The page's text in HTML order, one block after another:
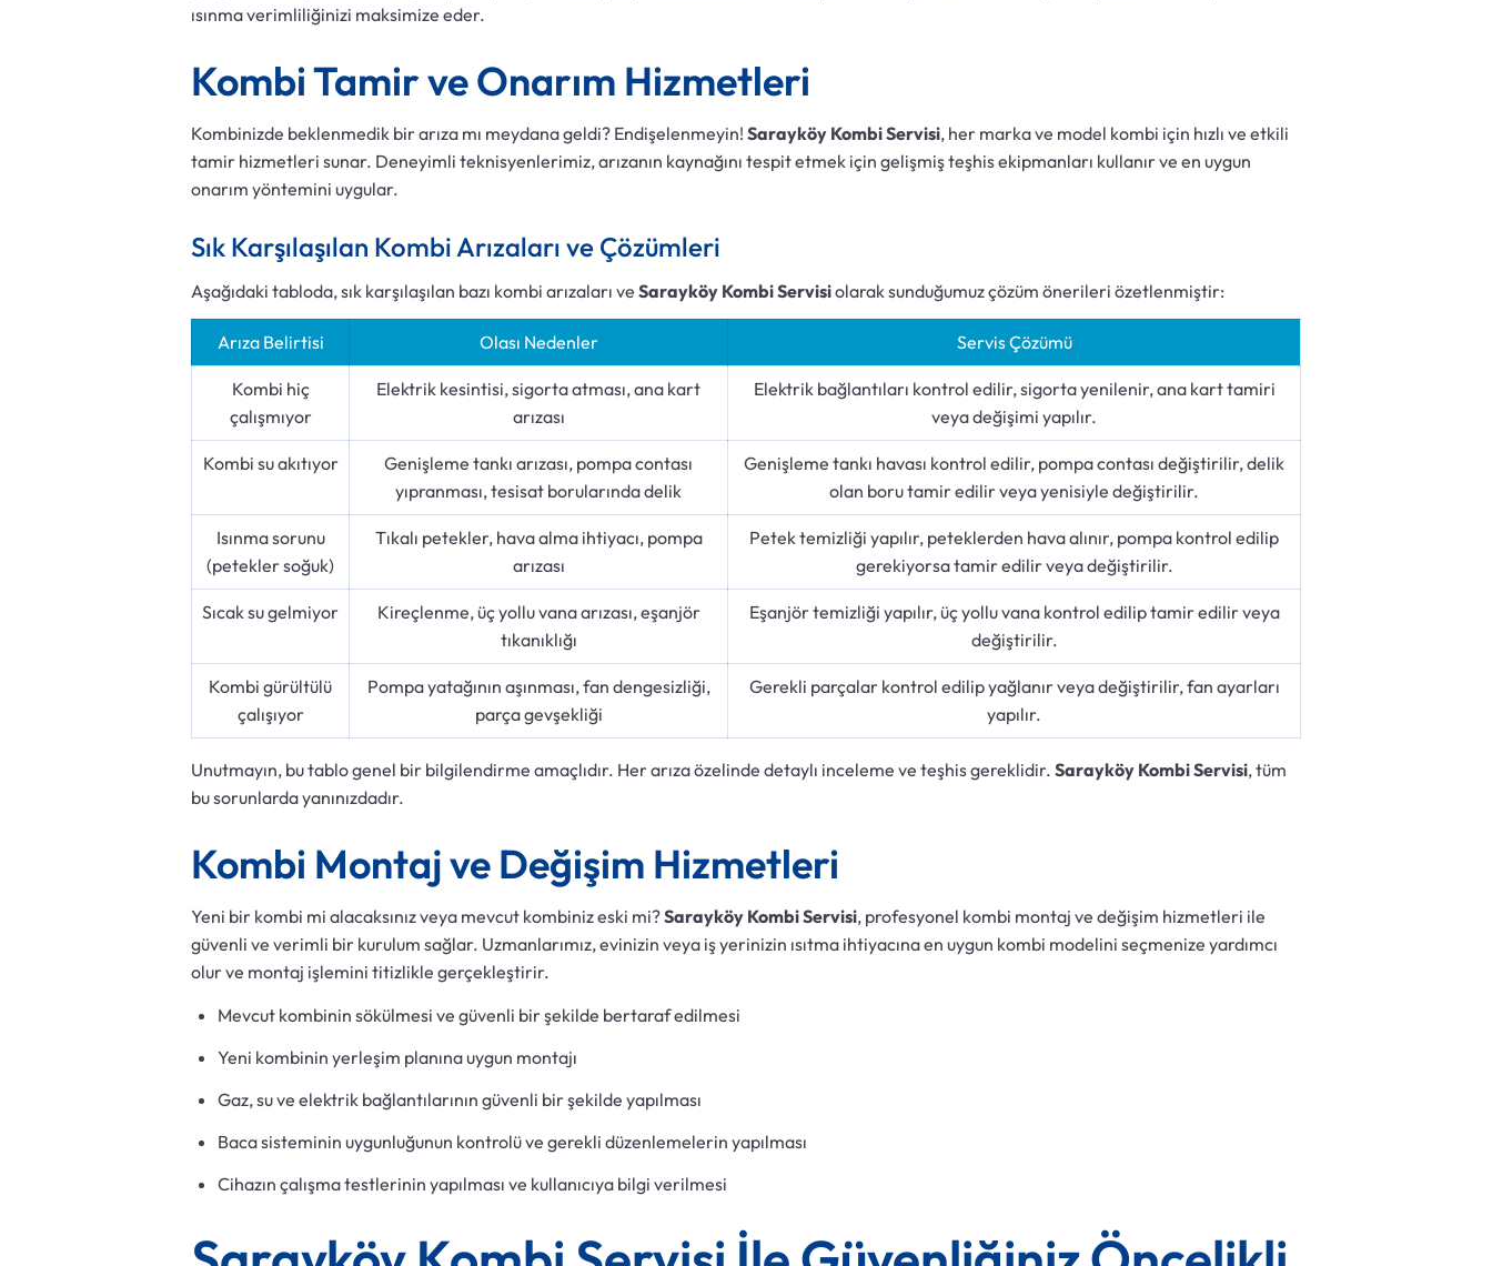
ısınma verimliliğinizi maksimize eder.
Kombi Tamir ve Onarım Hizmetleri
Kombinizde beklenmedik bir arıza mı meydana geldi? Endişelenmeyin! Sarayköy Kombi Servisi, her marka ve model kombi için hızlı ve etkili
tamir hizmetleri sunar. Deneyimli teknisyenlerimiz, arızanın kaynağını tespit etmek için gelişmiş teşhis ekipmanları kullanır ve en uygun
onarım yöntemini uygular.
Sık Karşılaşılan Kombi Arızaları ve Çözümleri
Aşağıdaki tabloda, sık karşılaşılan bazı kombi arızaları ve Sarayköy Kombi Servisiolarak sunduğumuz çözüm önerileri özetlenmiştir:
Arıza Belirtisi Olası Nedenler Servis Çözümü
Kombi hiç
çalışmıyor
Elektrik kesintisi, sigorta atması, ana kart
arızası
Elektrik bağlantıları kontrol edilir, sigorta yenilenir, ana kart tamiri
veya değişimi yapılır.
Kombi su akıtıyor
Genişleme tankı arızası, pompa contası
yıpranması, tesisat borularında delik
Genişleme tankı havası kontrol edilir, pompa contası değiştirilir, delik
olan boru tamir edilir veya yenisiyle değiştirilir.
Isınma sorunu
(petekler soğuk)
Tıkalı petekler, hava alma ihtiyacı, pompa
arızası
Petek temizliği yapılır, peteklerden hava alınır, pompa kontrol edilip
gerekiyorsa tamir edilir veya değiştirilir.
Sıcak su gelmiyor
Kireçlenme, üç yollu vana arızası, eşanjör
tıkanıklığı
Eşanjör temizliği yapılır, üç yollu vana kontrol edilip tamir edilir veya
değiştirilir.
Kombi gürültülü
çalışıyor
Pompa yatağının aşınması, fan dengesizliği,
parça gevşekliği
Gerekli parçalar kontrol edilip yağlanır veya değiştirilir, fan ayarları
yapılır.
Unutmayın, bu tablo genel bir bilgilendirme amaçlıdır. Her arıza özelinde detaylı inceleme ve teşhis gereklidir. Sarayköy Kombi Servisi, tüm
bu sorunlarda yanınızdadır.
Kombi Montaj ve Değişim Hizmetleri
Yeni bir kombi mi alacaksınız veya mevcut kombiniz eski mi?Sarayköy Kombi Servisi, profesyonel kombi montaj ve değişim hizmetleri ile
güvenli ve verimli bir kurulum sağlar. Uzmanlarımız, evinizin veya iş yerinizin ısıtma ihtiyacına en uygun kombi modelini seçmenize yardımcı
olur ve montaj işlemini titizlikle gerçekleştirir.
Mevcut kombinin sökülmesi ve güvenli bir şekilde bertaraf edilmesi
Yeni kombinin yerleşim planına uygun montajı
Gaz, su ve elektrik bağlantılarının güvenli bir şekilde yapılması
Baca sisteminin uygunluğunun kontrolü ve gerekli düzenlemelerin yapılması
Cihazın çalışma testlerinin yapılması ve kullanıcıya bilgi verilmesi